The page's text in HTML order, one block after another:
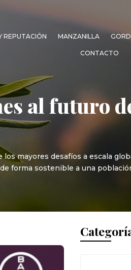
REPUTACIÓN MANZANILLA
CONTACTO
al futuro
mayores desafíos a escala
forma sostenible a una